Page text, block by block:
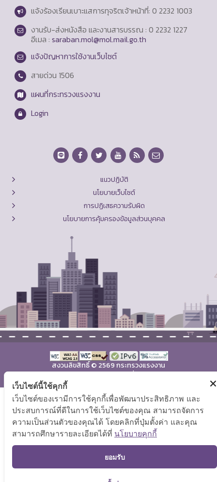
แจ้งร้องเรียนเบาะแสการทุจริตเจ้าหน้าที่: 0 2232 1003
งานรับ-ส่งหนังสือ และงานสารบรรณ : 0 2232 1227
อีเมล : saraban.mol@mol.mail.go.th
แจ้งปัญหาการใช้งานเว็บไซต์
สายด่วน 1506
แผนที่กระทรวงแรงงาน
Login
แนวปฏิบัติ
นโยบายเว็บไซต์
การปฏิเสธความรับผิด
นโยบายการคุ้มครองข้อมูลส่วนบุคคล
สงวนลิขสิทธิ์ © 2569 กระทรวงแรงงาน
แผนผังเว็บไซต์| คำถามที่พบบ่อย
เว็บไซต์นี้ใช้คุกกี้
เว็บไซต์ของเรามีการใช้คุกกี้เพื่อพัฒนาประสิทธิภาพ และ
ประสบการณ์ที่ดีในการใช้เว็บไซต์ของคุณ สามารถจัดการ
ความเป็นส่วนตัวของคุณได้ โดยคลิกที่ปุ่มตั้งค่า และคุณ
สามารถศึกษารายละเอียดได้ที่ นโยบายคุกกี้
ยอมรับ